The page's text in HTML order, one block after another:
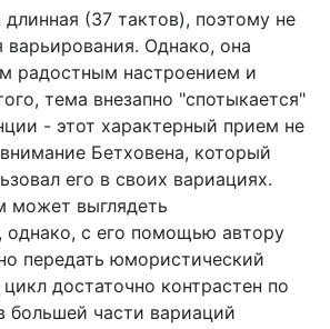
(37 тактов), поэтому не
варьирования. Однако, она
радостным настроением и
тема внезапно "спотыкается"
- этот характерный прием не
Бетховена, который
его в своих вариациях.
может выглядеть
однако, с его помощью автору
передать юмористический
достаточно контрастен по
большей части вариаций